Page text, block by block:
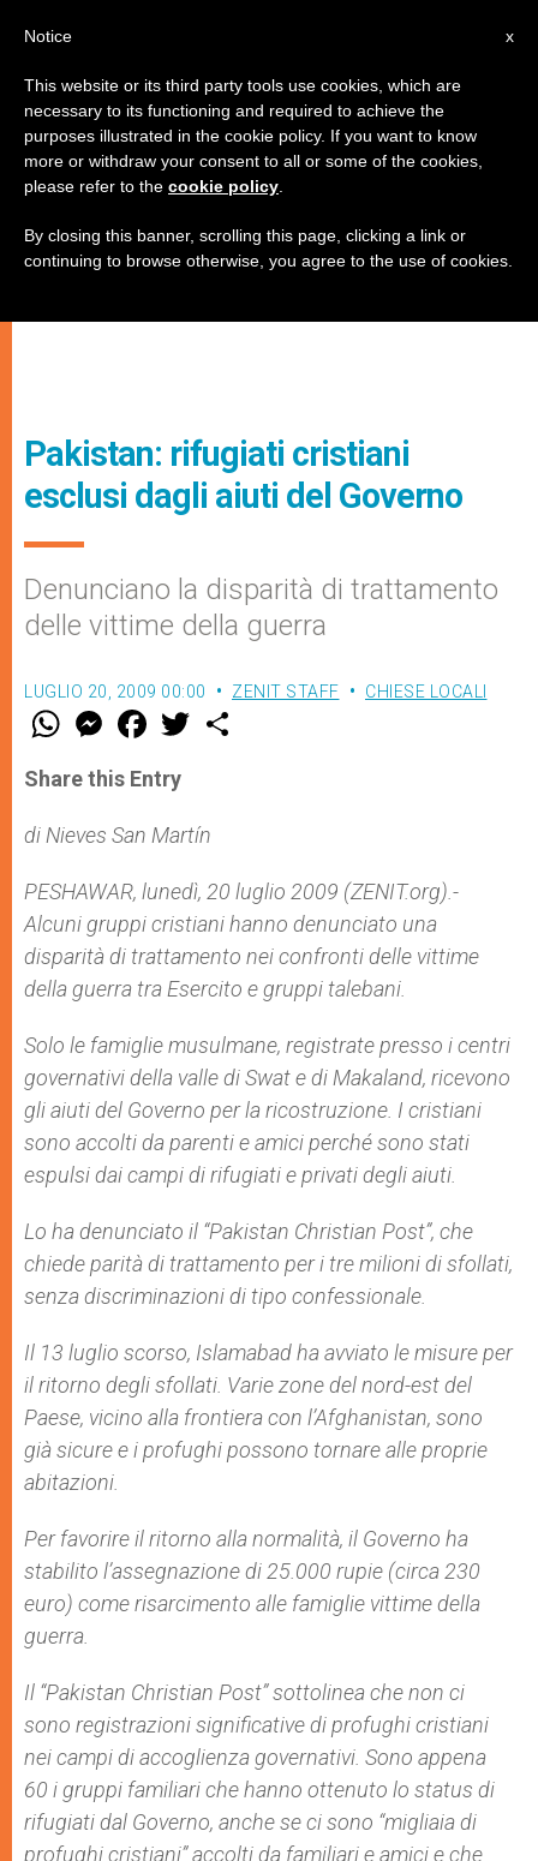
Pakistan: rifugiati cristiani
esclusi dagli aiuti del Governo
Denunciano la disparità di trattamento
delle vittime della guerra
LUGLIO 20, 2009 00:00 ZENIT STAFF CHIESE LOCALI
W
t
s
p
p
M
e
s
e
g
e
F
a
e
b
o
k
w
r
Share this Entry
di Nieves San Martín
PESHAWAR, lunedì, 20 luglio 2009 (ZENIT.org).-
Alcuni gruppi cristiani hanno denunciato una
disparità di trattamento nei confronti delle vittime
della guerra tra Esercito e gruppi talebani.
Solo le famiglie musulmane, registrate presso i centri
governativi della valle di Swat e di Makaland, ricevono
gli aiuti del Governo per la ricostruzione. I cristiani
sono accolti da parenti e amici perché sono stati
espulsi dai campi di rifugiati e privati degli aiuti.
Lo ha denunciato il “Pakistan Christian Post”, che
chiede parità di trattamento per i tre milioni di sfollati,
senza discriminazioni di tipo confessionale.
Il 13 luglio scorso, Islamabad ha avviato le misure per
il ritorno degli sfollati. Varie zone del nord-est del
Paese, vicino alla frontiera con l’Afghanistan, sono
già sicure e i profughi possono tornare alle proprie
abitazioni.
Per favorire il ritorno alla normalità, il Governo ha
stabilito l’assegnazione di 25.000 rupie (circa 230
euro) come risarcimento alle famiglie vittime della
guerra.
Il “Pakistan Christian Post” sottolinea che non ci
sono registrazioni significative di profughi cristiani
nei campi di accoglienza governativi. Sono appena
60 i gruppi familiari che hanno ottenuto lo status di
rifugiati dal Governo, anche se ci sono “migliaia di
profughi cristiani” accolti da familiari e amici e che
x
Notice
This website or its third party tools use cookies, which are
necessary to its functioning and required to achieve the
purposes illustrated in the cookie policy. If you want to know
more or withdraw your consent to all or some of the cookies,
please refer to the cookie policy
By closing this banner, scrolling this page, clicking a link or
continuing to browse otherwise, you agree to the use of cookies.